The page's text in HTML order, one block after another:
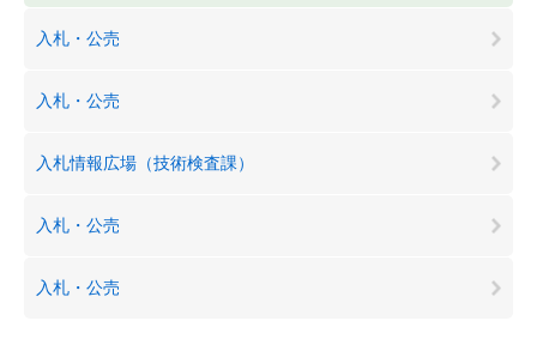
入札・公売
入札・公売
入札情報広場（技術検査課）
入札・公売
入札・公売